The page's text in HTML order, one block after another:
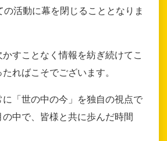
活動に幕を閉じることとなりま
すことなく情報を紡ぎ続けてこ
ればこそでございます。
「世の中の今」を独自の視点で
中で、皆様と共に歩んだ時間